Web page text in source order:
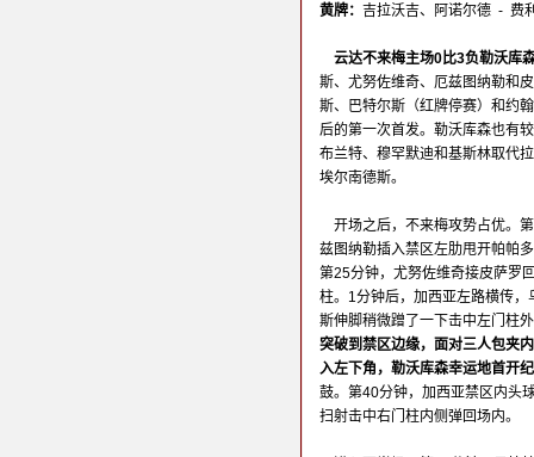
黄牌： 吉拉沃吉、阿诺尔德 - 费
云达不来梅主场0比3负勒沃库
斯、尤努佐维奇、厄兹图纳勒和
斯、巴特尔斯（红牌停赛）和约
后的第一次首发。勒沃库森也有
布兰特、穆罕默迪和基斯林取代
埃尔南德斯。
开场之后，不来梅攻势占优。
兹图纳勒插入禁区左肋甩开帕帕
第25分钟，尤努佐维奇接皮萨罗
柱。1分钟后，加西亚左路横传
斯伸脚稍微蹭了一下击中左门柱
突破到禁区边缘，面对三人包夹
入左下角，勒沃库森幸运地首开
鼓。第40分钟，加西亚禁区内头
扫射击中右门柱内侧弹回场内。